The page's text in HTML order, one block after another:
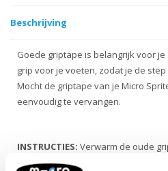
Beschrijving
Goede griptape is belangrijk voor
grip voor je voeten, zodat je de
Mocht de griptape van je Micro
eenvoudig te vervangen.
INSTRUCTIES: Verwarm de oude
het fohn. Verwijder daarna de grip.